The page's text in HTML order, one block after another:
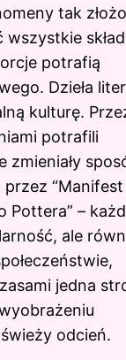
tak
wszystkie
potrafią
Dzieła
kulturę.
potrafili
zmieniały
“Manifest
Pottera” –
ale
jedna
odcień.